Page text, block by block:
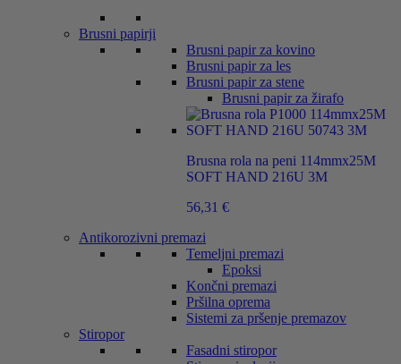
Brusni papirji
Brusni papir za kovino
Brusni papir za les
Brusni papir za stene
Brusni papir za žirafo
Brusna rola na peni 114mmx25M
SOFT HAND 216U 3M
56,31 €
Antikorozivni premazi
Temeljni premazi
Epoksi
Končni premazi
Pršilna oprema
Sistemi za pršenje premazov
Stiropor
Fasadni stiropor